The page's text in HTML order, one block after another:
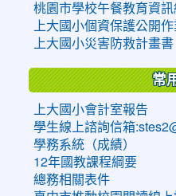
桃園市學校午餐教育資訊
上大國小個資保護公開作
上大國小災害防救計畫書
常
上大國小會計室報告
學生線上諮詢信箱
學務系統（成績）
12年國教課程綱要
總務相關表件